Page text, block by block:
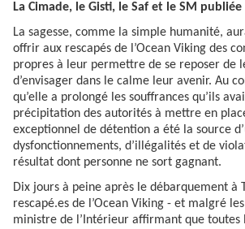
La Cimade, le Gisti, le Saf et le SM
La sagesse, comme la simple humanité,
offrir aux rescapés de l’Ocean Viking des
propres à leur permettre de se reposer de
d’envisager dans le calme leur avenir. Au
qu’elle a prolongé les souffrances qu’ils
précipitation des autorités à mettre en
exceptionnel de détention a été la source
dysfonctionnements, d’illégalités et de
résultat dont personne ne sort gagnant.
Dix jours à peine après le débarquement à
rescapé.es de l’Ocean Viking - et malgré
ministre de l’Intérieur affirmant que toutes